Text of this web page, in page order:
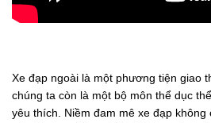
Xe đạp ngoài là một phương tiện giao
chúng ta còn là một bộ môn thể dục
yêu thích. Niềm đam mê xe đạp không